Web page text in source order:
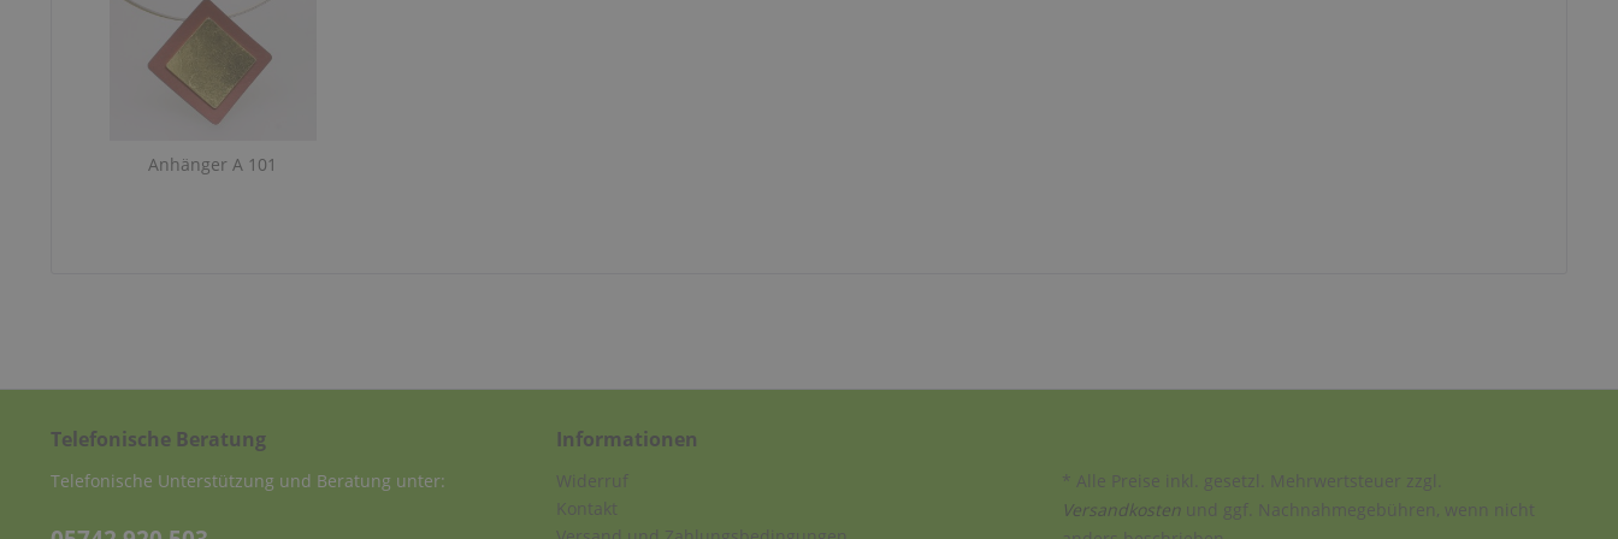
Anhänger A 101
Telefonische Beratung
Telefonische Unterstützung und Beratung unter:
Informationen
Widerruf
Kontakt
* Alle Preise inkl. gesetzl. Mehrwertsteuer zzgl.
Versandkosten und ggf. Nachnahmegebühren, wenn nicht